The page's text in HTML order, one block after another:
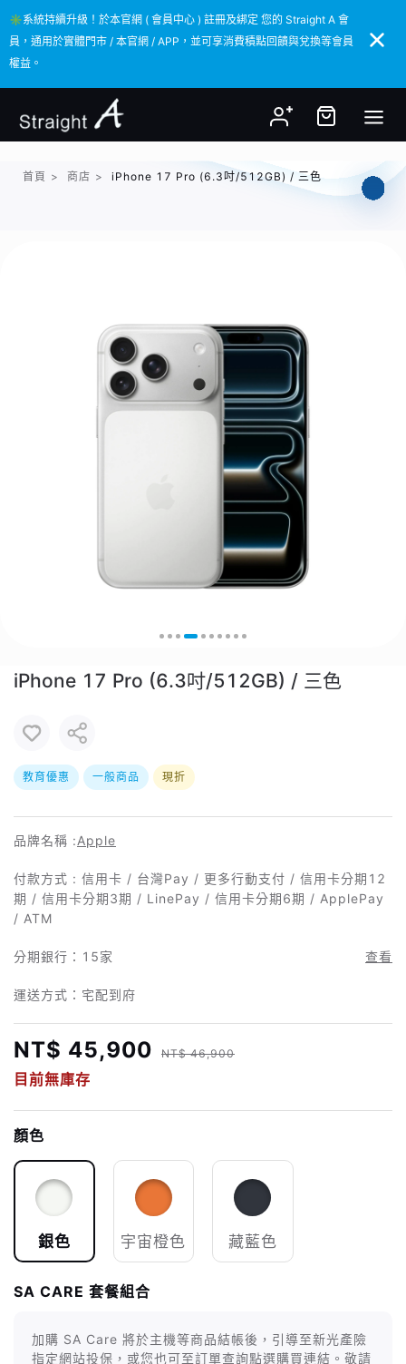
✳️系統持續升級！於本官網 ( 會員中心 ) 註冊及綁定 您的 Straight A 會
員，通用於實體門市 / 本官網 / APP，並可享消費積點回饋與兌換等會員
權益。
✳️系統持續升級！於本官網 ( 會員中心 ) 註冊及綁定 您的 Straight A 會
員，通用於實體門市 / 本官網 / APP，並可享消費積點回饋與兌換等會員
權益。
首頁 > 商店 > iPhone 17 Pro (6.3吋/512GB) / 三色
iPhone 17 Pro (6.3吋/512GB) / 三色
教育優惠 一般商品 現折
品牌名稱 :Apple
付款方式 : 信用卡 / 台灣Pay / 更多行動支付 / 信用卡分期12
期 / 信用卡分期3期 / LinePay / 信用卡分期6期 / ApplePay
/ ATM
分期銀行： 15家 查看
運送方式：宅配到府
NT$ 45,900 NT$ 46,900
目前無庫存
顏色
銀色 宇宙橙色 藏藍色
SA CARE 套餐組合
加購 SA Care 將於主機等商品結帳後，引導至新光產險
指定網站投保，或您也可至訂單查詢點選購買連結。敬請